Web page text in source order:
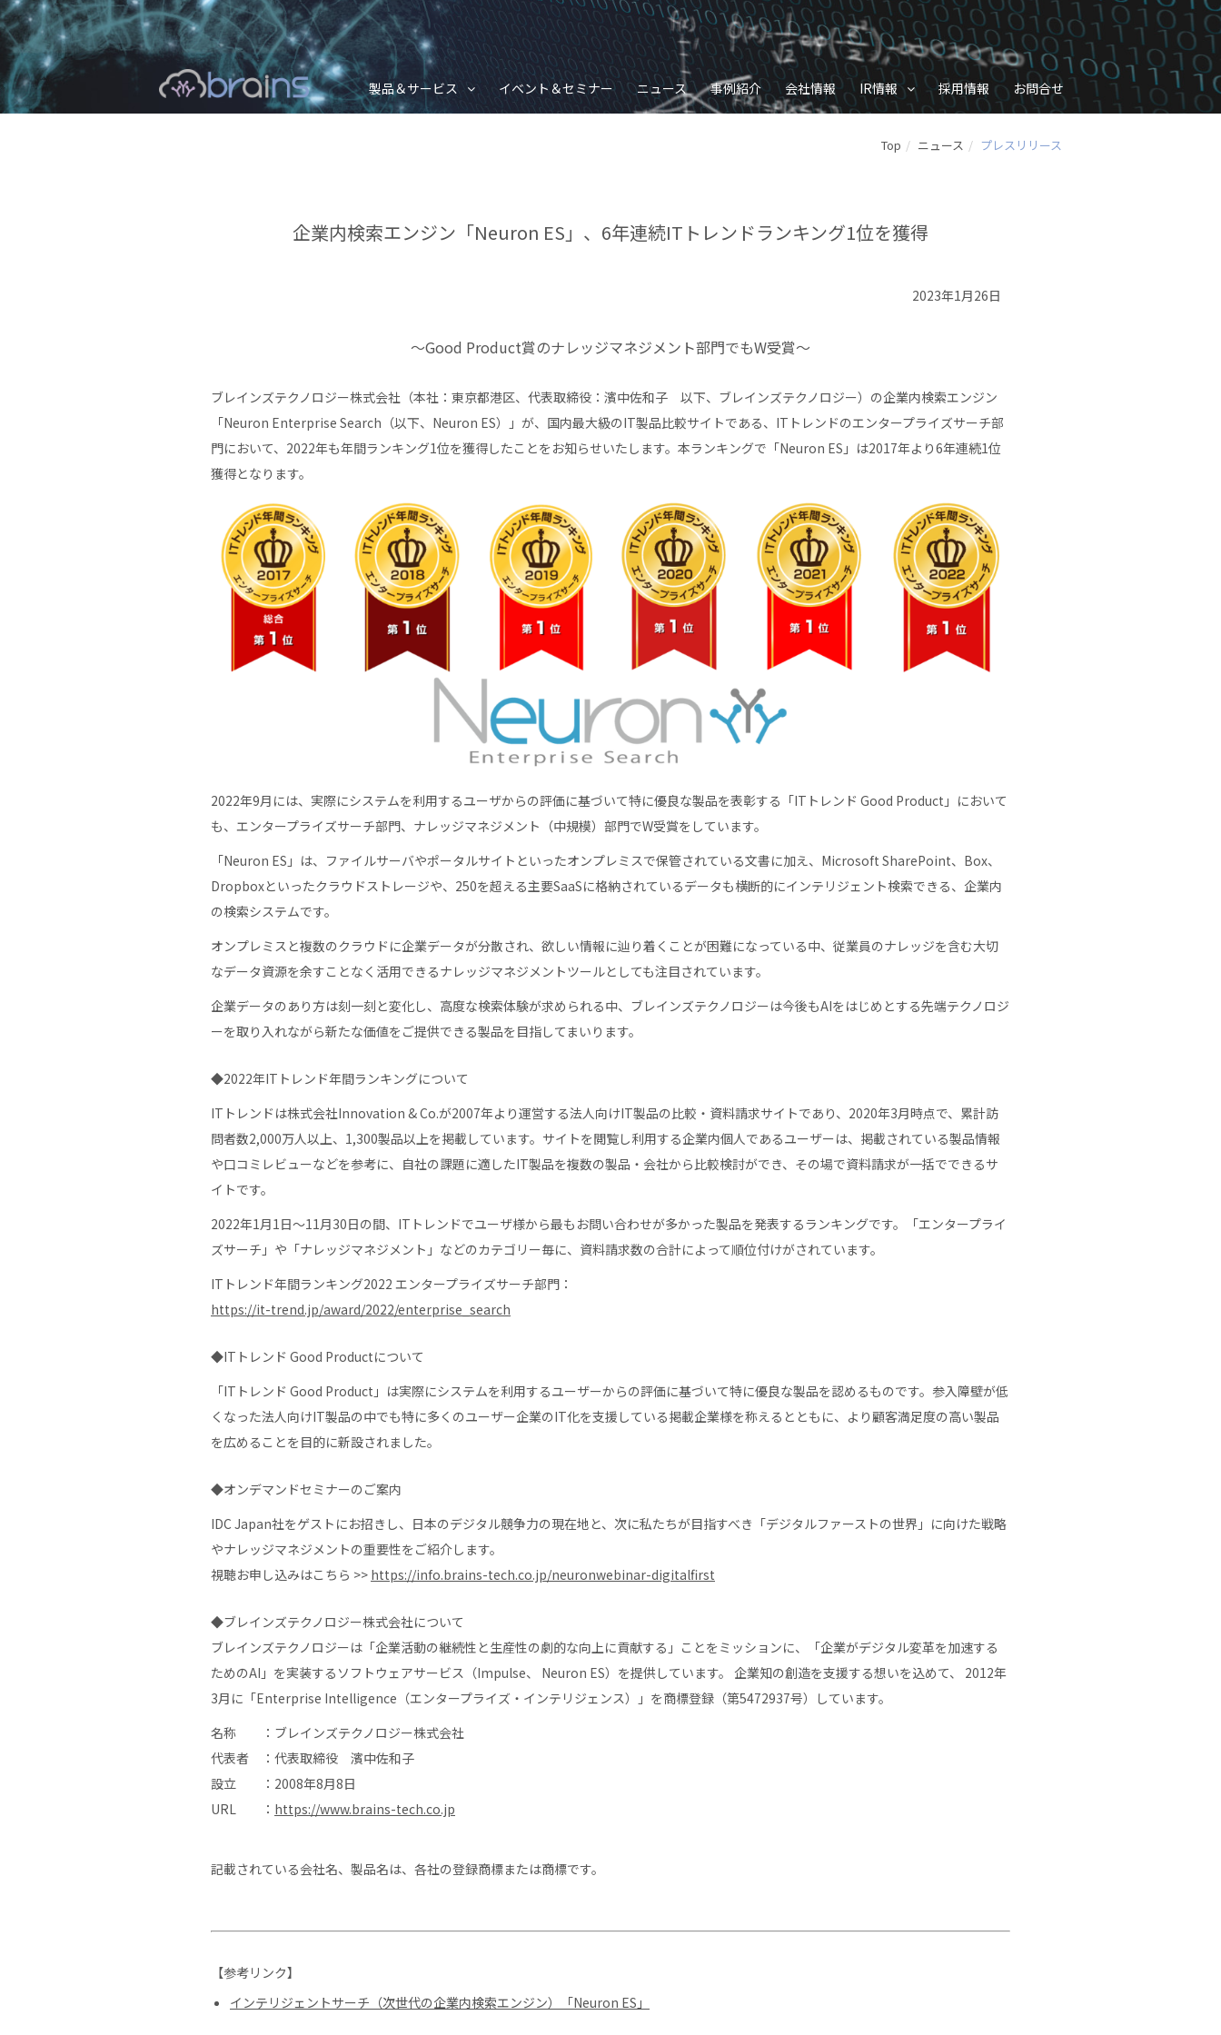
製品＆サービス イベント＆セミナー ニュース 事例紹介 会社情報 IR情報 採用情報 お問合せ
Top ニュース プレスリリース
企業内検索エンジン「Neuron ES」、6年連続ITトレンドランキング1位を獲得
2023年1月26日
〜Good Product賞のナレッジマネジメント部門でもW受賞〜
ブレインズテクノロジー株式会社（本社：東京都港区、代表取締役：濱中佐和子 以下、ブレインズテクノロジー）の企業内検索エンジン
「Neuron Enterprise Search（以下、Neuron ES）」が、国内最大級のIT製品比較サイトである、ITトレンドのエンタープライズサーチ部
門において、2022年も年間ランキング1位を獲得したことをお知らせいたします。本ランキングで「Neuron ES」は2017年より6年連続1位
獲得となります。
2022年9月には、実際にシステムを利用するユーザからの評価に基づいて特に優良な製品を表彰する「​​ITトレンド Good Product」において
も、エンタープライズサーチ部門、ナレッジマネジメント（中規模）部門でW受賞をしています。
「Neuron ES」は、ファイルサーバやポータルサイトといったオンプレミスで保管されている文書に加え、Microsoft SharePoint、Box、
Dropboxといったクラウドストレージや、250を超える主要SaaSに格納されているデータも横断的にインテリジェント検索できる、企業内
の検索システムです。
オンプレミスと複数のクラウドに企業データが分散され、欲しい情報に辿り着くことが困難になっている中、従業員のナレッジを含む大切
なデータ資源を余すことなく活用できるナレッジマネジメントツールとしても注目されています。
企業データのあり方は刻一刻と変化し、高度な検索体験が求められる中、ブレインズテクノロジーは今後もAIをはじめとする先端テクノロジ
ーを取り入れながら新たな価値をご提供できる製品を目指してまいります。
◆2022年ITトレンド年間ランキングについて
ITトレンドは株式会社Innovation & Co.が2007年より運営する法人向けIT製品の比較・資料請求サイトであり、2020年3月時点で、累計訪
問者数2,000万人以上、1,300製品以上を掲載しています。サイトを閲覧し利用する企業内個人であるユーザーは、掲載されている製品情報
や口コミレビューなどを参考に、自社の課題に適したIT製品を複数の製品・会社から比較検討ができ、その場で資料請求が一括でできるサ
イトです。
2022年1月1日～11月30日の間、ITトレンドでユーザ様から最もお問い合わせが多かった製品を発表するランキングです。「エンタープライ
ズサーチ」や「ナレッジマネジメント」などのカテゴリー毎に、資料請求数の合計によって順位付けがされています。
ITトレンド年間ランキング2022 エンタープライズサーチ部門：
https://it-trend.jp/award/2022/enterprise_search
◆ITトレンド Good Productについて
「ITトレンド Good Product」は実際にシステムを利用するユーザーからの評価に基づいて特に優良な製品を認めるものです。参入障壁が低
くなった法人向けIT製品の中でも特に多くのユーザー企業のIT化を支援している掲載企業様を称えるとともに、より顧客満足度の高い製品
を広めることを目的に新設されました。
◆オンデマンドセミナーのご案内
IDC Japan社をゲストにお招きし、日本のデジタル競争力の現在地と、次に私たちが目指すべき「デジタルファーストの世界」に向けた戦略
やナレッジマネジメントの重要性をご紹介します。
視聴お申し込みはこちら >> https://info.brains-tech.co.jp/neuronwebinar-digitalfirst
◆ブレインズテクノロジー株式会社について
ブレインズテクノロジーは「企業活動の継続性と生産性の劇的な向上に貢献する」ことをミッションに、「企業がデジタル変革を加速する
ためのAI」を実装するソフトウェアサービス（Impulse、 Neuron ES）を提供しています。 企業知の創造を支援する想いを込めて、 2012年
3月に「Enterprise Intelligence（エンタープライズ・インテリジェンス）」を商標登録（第5472937号）しています。
名称 ：ブレインズテクノロジー株式会社
代表者 ：代表取締役 濱中佐和子
設立 ：2008年8月8日
URL ： https://www.brains-tech.co.jp
記載されている会社名、製品名は、各社の登録商標または商標です。
【参考リンク】
インテリジェントサーチ（次世代の企業内検索エンジン）「Neuron ES」